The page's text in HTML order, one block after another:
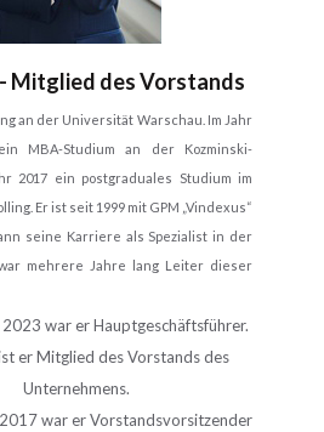
Mitglied des Vorstands
an der Universität Warschau. Im Jahr
MBA-Studium an der Kozminski-
2017 ein postgraduales Studium im
Er ist seit 1999 mit GPM „Vindexus“
seine Karriere als Spezialist in der
mehrere Jahre lang Leiter dieser
war er Hauptgeschäftsführer.
er Mitglied des Vorstands des
Unternehmens.
war er Vorstandsvorsitzender